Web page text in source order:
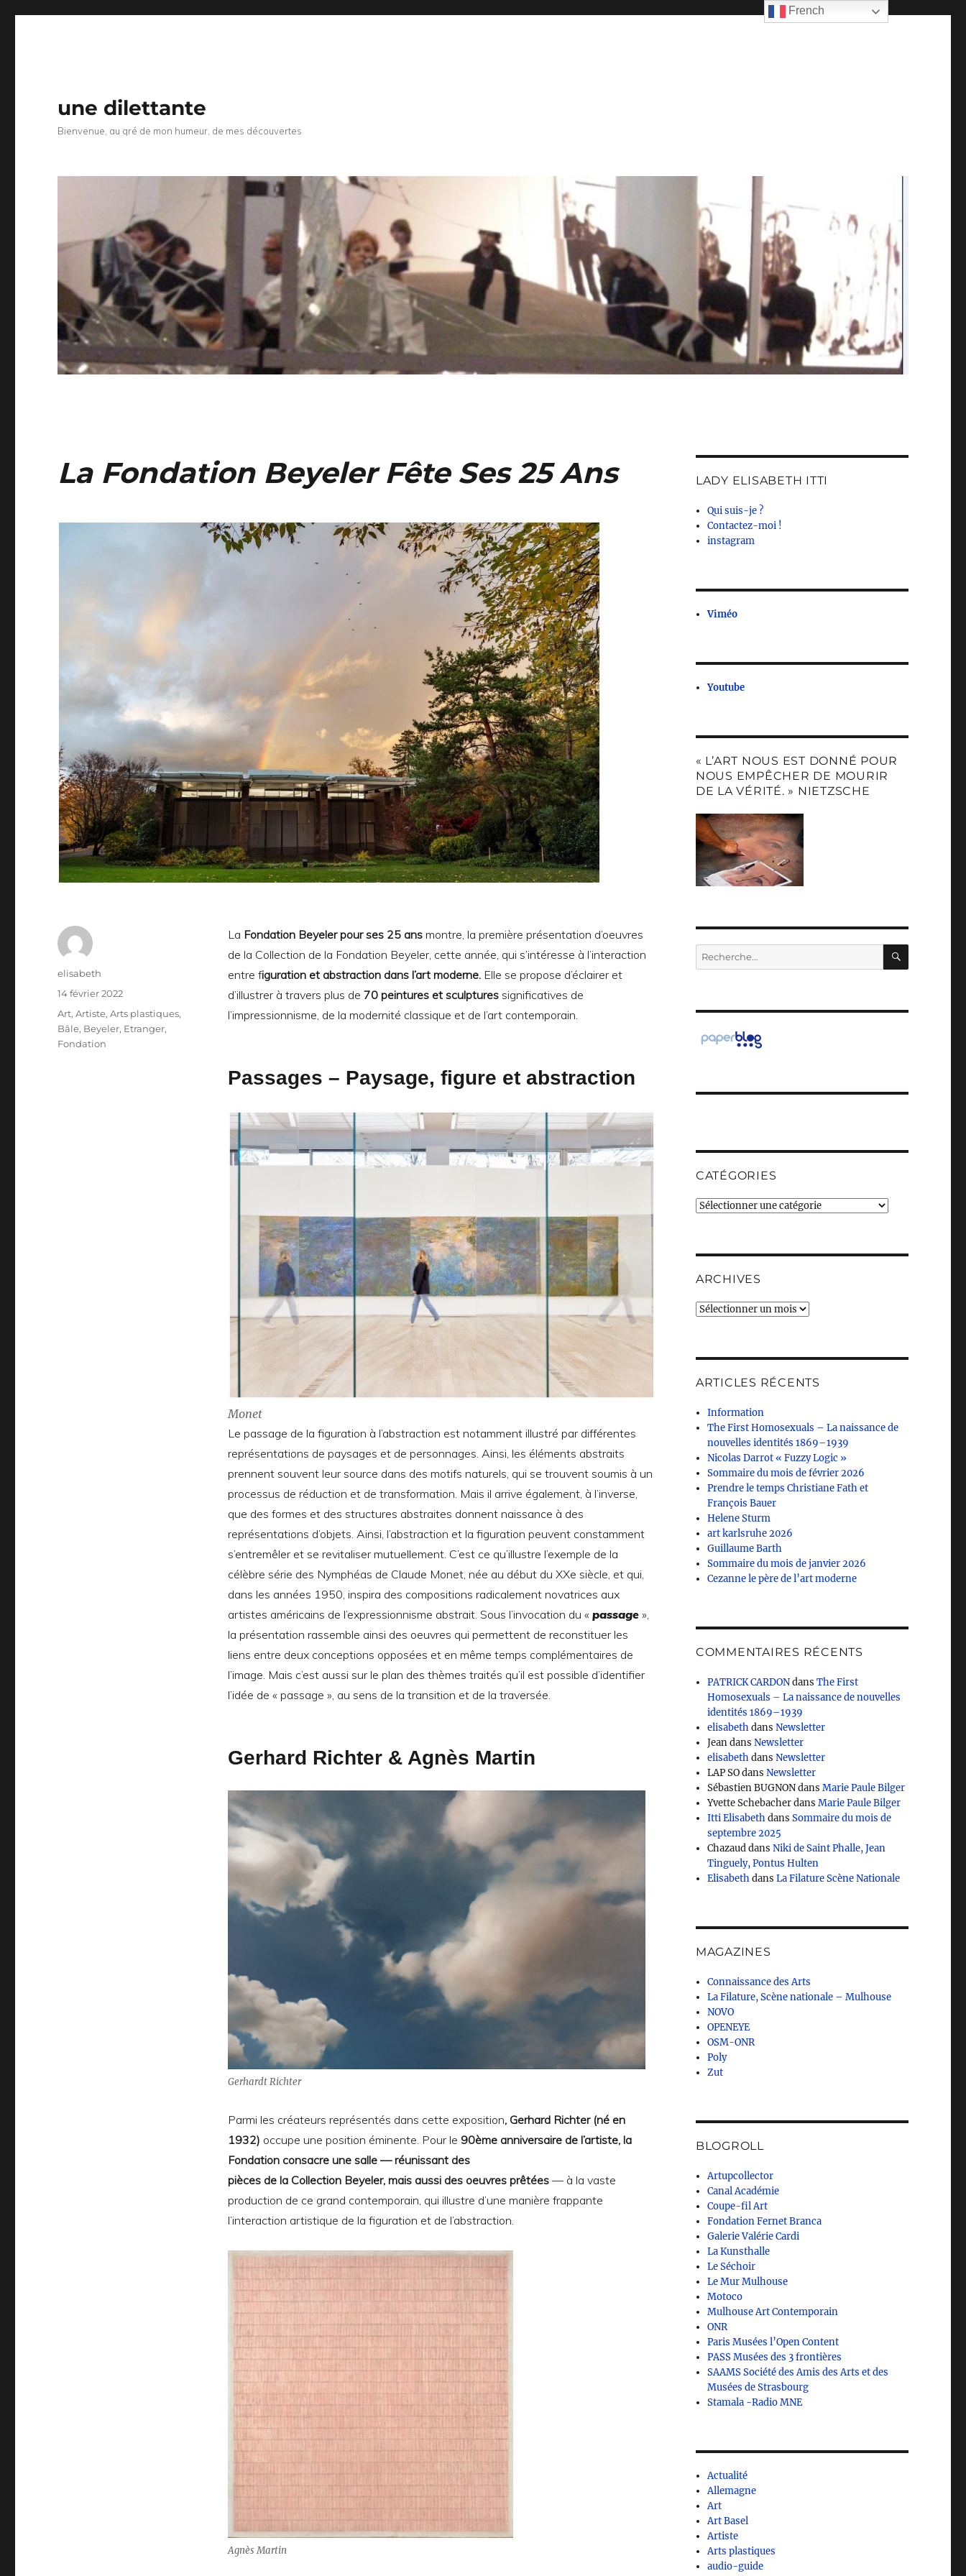
une dilettante
Bienvenue, au gré de mon humeur, de mes découvertes
La Fondation Beyeler Fête Ses 25 Ans
La Fondation Beyeler pour ses 25 ansmontre, la première présentation d’oeuvres
de la Collection de la Fondation Beyeler, cette année, qui s’intéresse à l’interaction
entre figuration et abstraction dans l’art moderne.Elle se propose d’éclairer et
d’illustrer à travers plus de 70 peintures et sculpturessignificatives de
l’impressionnisme, de la modernité classique et de l’art contemporain.
Passages – Paysage, figure et abstraction
Monet
Le passage de la figuration à l’abstraction est notamment illustré par différentes
représentations de paysages et de personnages. Ainsi, les éléments abstraits
prennent souvent leur source dans des motifs naturels, qui se trouvent soumis à un
processus de réduction et de transformation. Mais il arrive également, à l’inverse,
que des formes et des structures abstraites donnent naissance à des
représentations d’objets. Ainsi, l’abstraction et la figuration peuvent constamment
s’entremêler et se revitaliser mutuellement. C’est ce qu’illustre l’exemple de la
célèbre série des Nymphéas de Claude Monet, née au début du XXe siècle, et qui,
dans les années 1950, inspira des compositions radicalement novatrices aux
artistes américains de l’expressionnisme abstrait. Sous l’invocation du « passage»,
la présentation rassemble ainsi des oeuvres qui permettent de reconstituer les
liens entre deux conceptions opposées et en même temps complémentaires de
l’image. Mais c’est aussi sur le plan des thèmes traités qu’il est possible d’identifier
l’idée de « passage », au sens de la transition et de la traversée.
Gerhard Richter& Agnès Martin
Gerhardt Richter
Parmi les créateurs représentés dans cette exposition, Gerhard Richter (né en
1932) occupe une position éminente. Pour le 90ème anniversaire de l’artiste, la
Fondation consacre une salle — réunissant des
pièces de la Collection Beyeler, mais aussi des oeuvres prêtées— à la vaste
production de ce grand contemporain, qui illustre d’une manière frappante
l’interaction artistique de la figuration et de l’abstraction.
Agnès Martin
Auteur
elisabeth
Publié
14 février 2022
Catégories
Art,Artiste,Arts plastiques,
Bâle, Beyeler, Etranger,
Fondation
LADY ELISABETH ITTI
Qui suis-je ?
Contactez-moi !
instagram
Viméo
Youtube
« L’ART NOUS EST DONNÉ POUR
NOUS EMPÊCHER DE MOURIR
DE LA VÉRITÉ. » NIETZSCHE
Recherche
pour :
CATÉGORIES
Catégories
ARCHIVES
Archives
ARTICLES RÉCENTS
Information
The First Homosexuals – La naissance de
nouvelles identités 1869–1939
Nicolas Darrot « Fuzzy Logic »
Sommaire du mois de février 2026
Prendre le temps Christiane Fath et
François Bauer
Helene Sturm
art karlsruhe 2026
Guillaume Barth
Sommaire du mois de janvier 2026
Cezanne le père de l’art moderne
COMMENTAIRES RÉCENTS
PATRICK CARDONdansThe First
Homosexuals – La naissance de nouvelles
identités 1869–1939
elisabethdansNewsletter
JeandansNewsletter
elisabethdansNewsletter
LAP SOdansNewsletter
Sébastien BUGNONdansMarie Paule Bilger
Yvette SchebacherdansMarie Paule Bilger
Itti ElisabethdansSommaire du mois de
septembre 2025
ChazauddansNiki de Saint Phalle, Jean
Tinguely, Pontus Hulten
ElisabethdansLa Filature Scène Nationale
MAGAZINES
Connaissance des Arts
La Filature, Scène nationale – Mulhouse
NOVO
OPENEYE
OSM-ONR
Poly
Zut
BLOGROLL
Artupcollector
Canal Académie
Coupe-fil Art
Fondation Fernet Branca
Galerie Valérie Cardi
La Kunsthalle
Le Séchoir
Le Mur Mulhouse
Motoco
Mulhouse Art Contemporain
ONR
Paris Musées l’Open Content
PASS Musées des 3 frontières
SAAMS Société des Amis des Arts et des
Musées de Strasbourg
Stamala -Radio MNE
Actualité
Allemagne
Art
Art Basel
Artiste
Arts plastiques
audio-guide
French